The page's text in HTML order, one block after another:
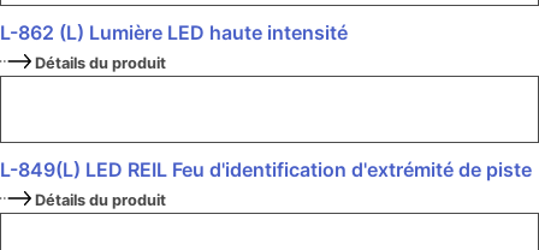
L-862 (L) Lumière LED haute intensité
Détails du produit
L-849(L) LED REIL Feu d'identification d'extrémité de piste
Détails du produit